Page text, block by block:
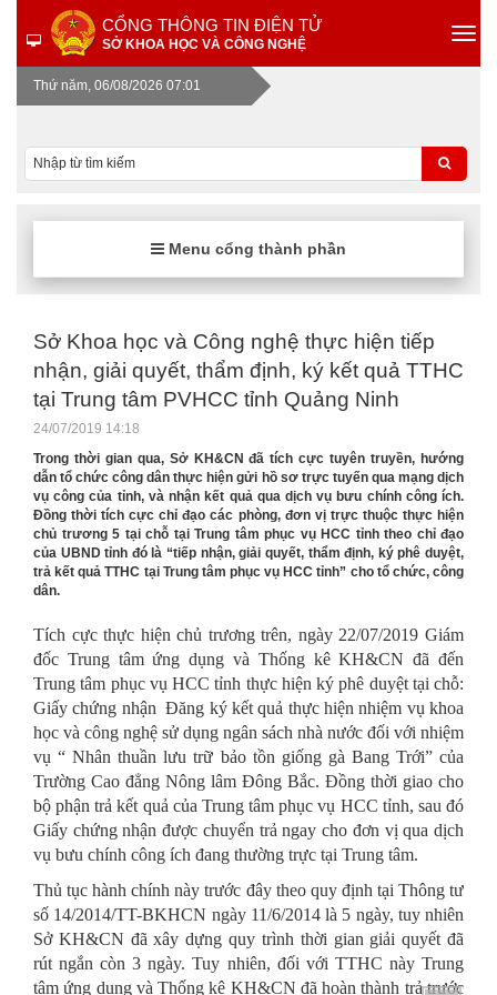
CỔNG THÔNG TIN ĐIỆN TỬ
SỞ KHOA HỌC VÀ CÔNG NGHỆ
Thứ năm, 06/08/2026 07:01
Menu cổng thành phần
Sở Khoa học và Công nghệ thực hiện tiếp
nhận, giải quyết, thẩm định, ký kết quả TTHC
tại Trung tâm PVHCC tỉnh Quảng Ninh
24/07/2019 14:18
Trong thời gian qua, Sở KH&CN đã tích cực tuyên truyền, hướng
dẫn tổ chức công dân thực hiện gửi hồ sơ trực tuyến qua mạng dịch
vụ công của tỉnh, và nhận kết quả qua dịch vụ bưu chính công ích.
Đồng thời tích cực chỉ đạo các phòng, đơn vị trực thuộc thực hiện
chủ trương 5 tại chỗ tại Trung tâm phục vụ HCC tỉnh theo chỉ đạo
của UBND tỉnh đó là “tiếp nhận,giải quyết, thẩm định, ký phê duyệt,
trả kết quảTTHC tại Trung tâm phục vụ HCC tỉnh” cho tổ chức, công
dân.
Tích cực thực hiện chủ trương trên, ngày 22/07/2019 Giám
đốc Trung tâm ứng dụng và Thống kê KH&CN đã đến
Trung tâm phục vụ HCC tỉnh thực hiện ký phê duyệt tại chỗ:
Giấy chứng nhận Đăng ký kết quả thực hiện nhiệm vụ khoa
học và công nghệ sử dụng ngân sách nhà nước đối với nhiệm
vụ “ Nhân thuần lưu trữ bảo tồn giống gà Bang Trới” của
Trường Cao đẳng Nông lâm Đông Bắc. Đồng thời giao cho
bộ phận trả kết quả của Trung tâm phục vụ HCC tỉnh, sau đó
Giấy chứng nhận được chuyển trả ngay cho đơn vị qua dịch
vụ bưu chính công ích đang thường trực tại Trung tâm.
Thủ tục hành chính này trước đây theo quy định tại Thông tư
số 14/2014/TT-BKHCN ngày 11/6/2014 là 5 ngày, tuy nhiên
Sở KH&CN đã xây dựng quy trình thời gian giải quyết đã
rút ngắn còn 3 ngày. Tuy nhiên, đối với TTHC này Trung
tâm ứng dụng và Thống kê KH&CN đã hoàn thành trả trước